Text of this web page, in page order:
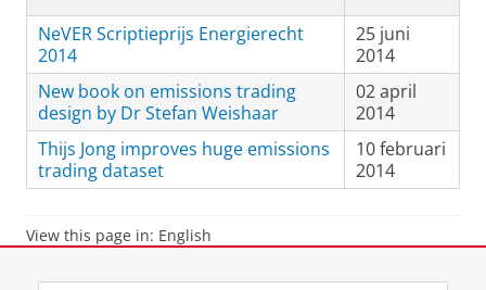
NeVER Scriptieprijs Energierecht
2014
25 juni
2014
New book on emissions trading
design by Dr Stefan Weishaar
02 april
2014
Thijs Jong improves huge emissions
trading dataset
10 februari
2014
View this page in: English